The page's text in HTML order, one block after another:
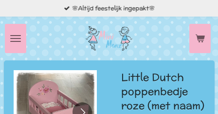
direct
de
hoofdinhoud
🌸Altijd feestelijk ingepakt🌸
Little Dutch
poppenbedje
roze (met naam)